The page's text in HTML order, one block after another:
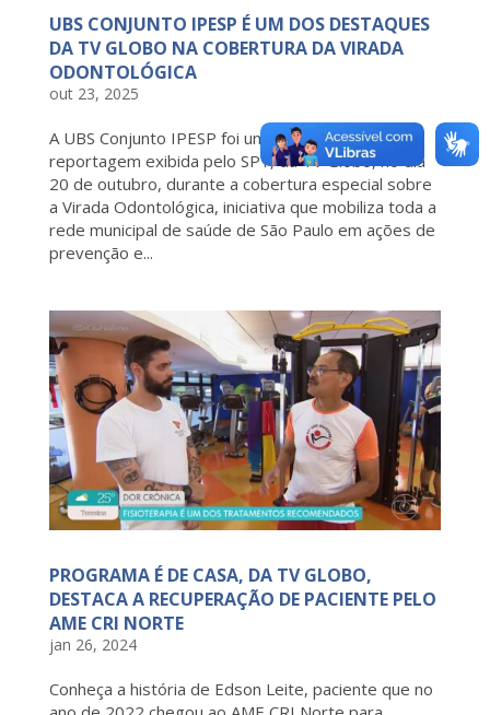
UBS CONJUNTO IPESP É UM DOS DESTAQUES
DA TV GLOBO NA COBERTURA DA VIRADA
ODONTOLÓGICA
out 23, 2025
A UBS Conjunto IPESP foi um dos destaques da
reportagem exibida pelo SP1, da TV Globo, no dia
20 de outubro, durante a cobertura especial sobre
a Virada Odontológica, iniciativa que mobiliza toda a
rede municipal de saúde de São Paulo em ações de
prevenção e...
PROGRAMA É DE CASA, DA TV GLOBO,
DESTACA A RECUPERAÇÃO DE PACIENTE PELO
AME CRI NORTE
jan 26, 2024
Conheça a história de Edson Leite, paciente que no